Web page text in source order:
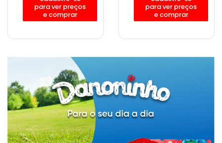
para ver preços
e comprar
para ver preços
e comprar